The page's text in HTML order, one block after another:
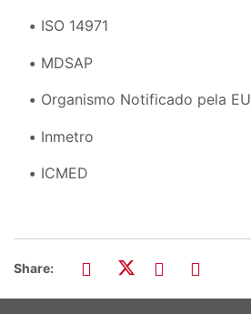
ISO 14971
MDSAP
Organismo Notificado pela EU
Inmetro
ICMED
Share: